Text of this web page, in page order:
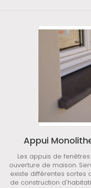
Appui
Les appuis de
ouverture de maison.
existe différentes sortes
de construction